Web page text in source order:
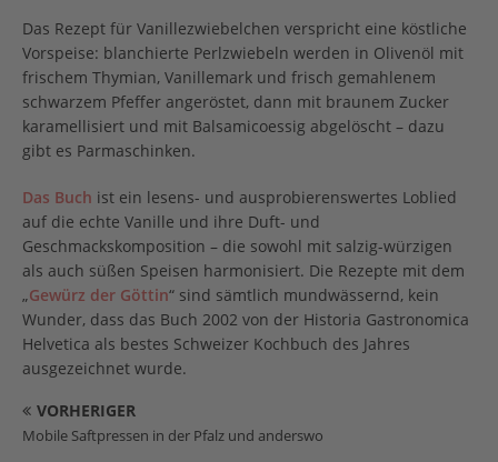
Das Rezept für Vanillezwiebelchen verspricht eine köstliche
Vorspeise: blanchierte Perlzwiebeln werden in Olivenöl mit
frischem Thymian, Vanillemark und frisch gemahlenem
schwarzem Pfeffer angeröstet, dann mit braunem Zucker
karamellisiert und mit Balsamicoessig abgelöscht – dazu
gibt es Parmaschinken.
Das Buch ist ein lesens- und ausprobierenswertes Loblied
auf die echte Vanille und ihre Duft- und
Geschmackskomposition – die sowohl mit salzig-würzigen
als auch süßen Speisen harmonisiert. Die Rezepte mit dem
„Gewürz der Göttin“ sind sämtlich mundwässernd, kein
Wunder, dass das Buch 2002 von der Historia Gastronomica
Helvetica als bestes Schweizer Kochbuch des Jahres
ausgezeichnet wurde.
VORHERIGER
Mobile Saftpressen in der Pfalz und anderswo